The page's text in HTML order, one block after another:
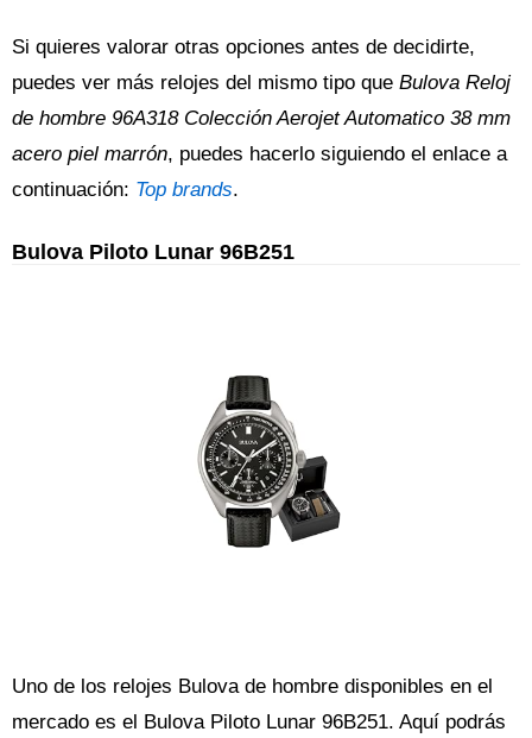
Si quieres valorar otras opciones antes de decidirte,
puedes ver más relojes del mismo tipo que Bulova Reloj
de hombre 96A318 Colección Aerojet Automatico 38 mm
acero piel marrón, puedes hacerlo siguiendo el enlace a
continuación: Top brands.
Bulova Piloto Lunar 96B251
Uno de los relojes Bulova de hombre disponibles en el
mercado es el Bulova Piloto Lunar 96B251. Aquí podrás